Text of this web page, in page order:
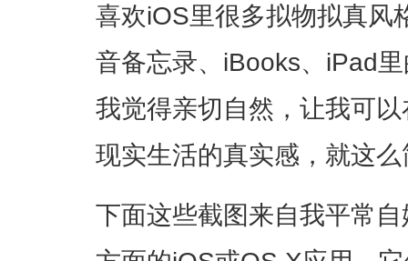
喜欢iOS里很多拟物拟真风
音备忘录、iBooks、iPad
我觉得亲切自然，让我可
现实生活的真实感，就这
下面这些截图来自我平常